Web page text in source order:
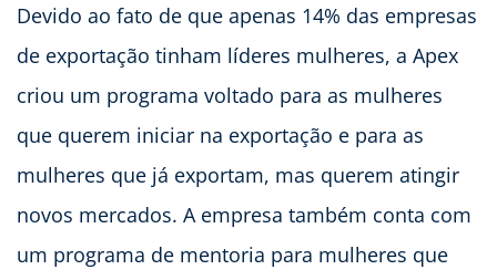
Devido ao fato de que apenas 14% das empresas
de exportação tinham líderes mulheres, a Apex
criou um programa voltado para as mulheres
que querem iniciar na exportação e para as
mulheres que já exportam, mas querem atingir
novos mercados. A empresa também conta com
um programa de mentoria para mulheres que